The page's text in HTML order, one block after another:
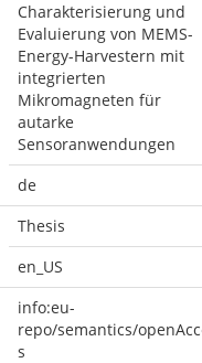
Charakterisierung und
Evaluierung von MEMS-
Energy-Harvestern mit
integrierten
Mikromagneten für
autarke
Sensoranwendungen
de
Thesis
en_US
info:eu-
repo/semantics/
s